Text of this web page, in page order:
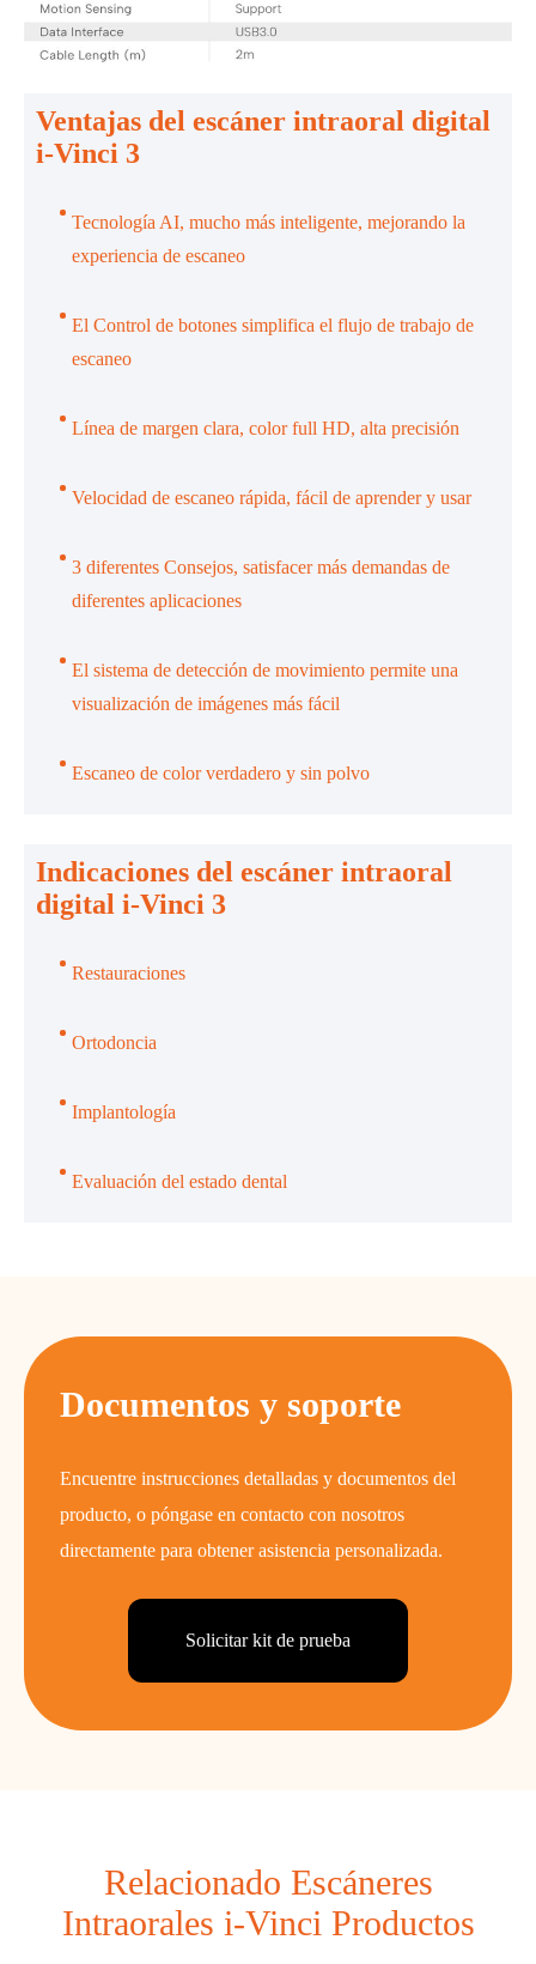
Ventajas del escáner intraoral digital
i-Vinci 3
Tecnología AI, mucho más inteligente, mejorando la
experiencia de escaneo
El Control de botones simplifica el flujo de trabajo de
escaneo
Línea de margen clara, color full HD, alta precisión
Velocidad de escaneo rápida, fácil de aprender y usar
3 diferentes Consejos, satisfacer más demandas de
diferentes aplicaciones
El sistema de detección de movimiento permite una
visualización de imágenes más fácil
Escaneo de color verdadero y sin polvo
Indicaciones del escáner intraoral
digital i-Vinci 3
Restauraciones
Ortodoncia
Implantología
Evaluación del estado dental
Documentos y soporte
Encuentre instrucciones detalladas y documentos del
producto, o póngase en contacto con nosotros
directamente para obtener asistencia personalizada.
Solicitar kit de prueba
Relacionado Escáneres
Intraorales i-Vinci Productos